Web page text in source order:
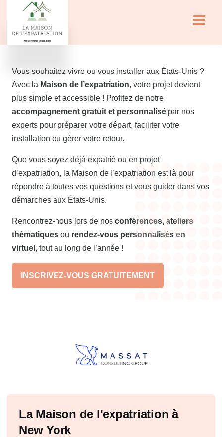
Aller au contenu principal
Menu
Vous souhaitez vivre ou vous installer aux États-Unis ?
Avec la Maison de l’expatriation, votre projet devient
plus simple et accessible ! Profitez de notre
accompagnement gratuit et personnalisé par nos
experts pour préparer votre départ, faciliter votre
installation ou gérer votre retour.
Que vous soyez déjà expatrié ou en projet
d’expatriation, la Maison de l’expatriation est là pour
répondre à toutes vos questions et vous guider dans vos
démarches aux États-Unis.
Rencontrez-nous lors de nos conférences, ateliers
thématiques ou rendez-vous personnalisés en
virtuel , tout au long de l’année !
INSCRIVEZ-VOUS GRATUITEMENT
La Maison de l'expatriation à
New York